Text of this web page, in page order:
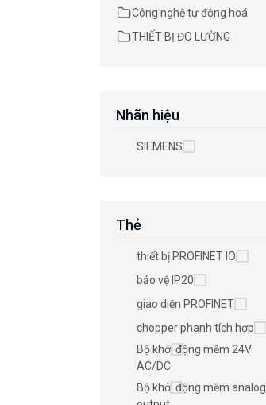
Công nghệ tự động hoá
THIẾT BỊ ĐO LƯỜNG
Nhãn hiệu
SIEMENS
Thẻ
thiết bị PROFINET IO
bảo vệ IP20
giao diện PROFINET
chopper phanh tích hợp
Bộ khởi động mềm 24V
AC/DC
Bộ khởi động mềm analog